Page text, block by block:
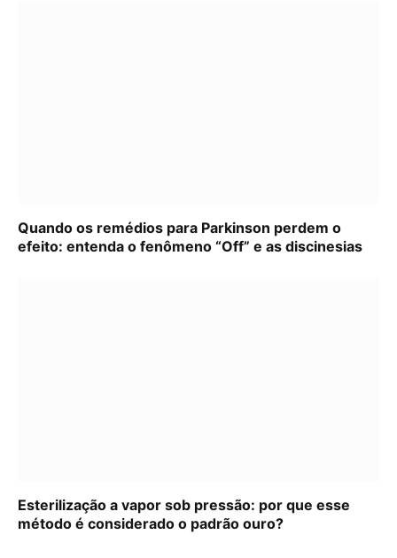
Quando os remédios para Parkinson perdem o
efeito: entenda o fenômeno “Off” e as discinesias
Esterilização a vapor sob pressão: por que esse
método é considerado o padrão ouro?